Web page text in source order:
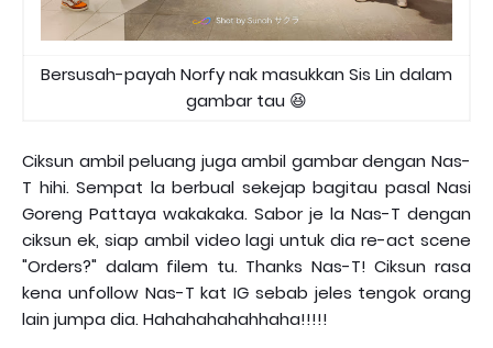
Bersusah-payah Norfy nak masukkan Sis Lin dalam
gambar tau 😆
Ciksun ambil peluang juga ambil gambar dengan Nas-
T hihi. Sempat la berbual sekejap bagitau pasal Nasi
Goreng Pattaya wakakaka. Sabor je la Nas-T dengan
ciksun ek, siap ambil video lagi untuk dia re-act scene
"Orders?" dalam filem tu. Thanks Nas-T! Ciksun rasa
kena unfollow Nas-T kat IG sebab jeles tengok orang
lain jumpa dia. Hahahahahahhaha!!!!!